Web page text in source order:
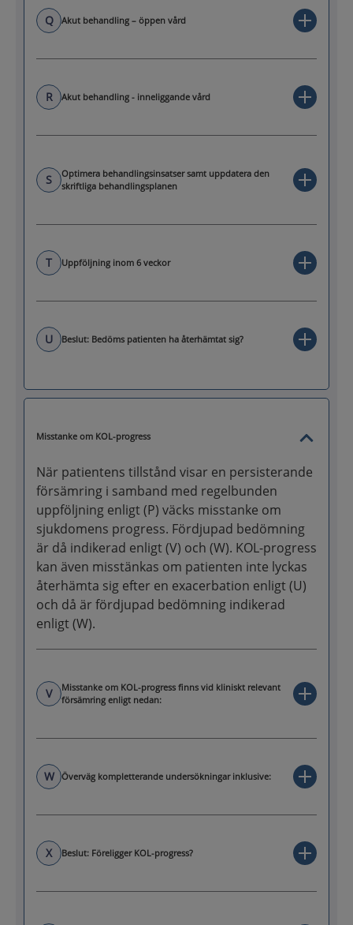
Q Akut behandling – öppen vård
R Akut behandling - inneliggande vård
S
Optimera behandlingsinsatser samt uppdatera den
skriftliga behandlingsplanen
T Uppföljning inom 6 veckor
U Beslut: Bedöms patienten ha återhämtat sig?
Misstanke om KOL-progress
När patientens tillstånd visar en persisterande
försämring i samband med regelbunden
uppföljning enligt (P) väcks misstanke om
sjukdomens progress. Fördjupad bedömning
är då indikerad enligt (V) och (W). KOL-progress
kan även misstänkas om patienten inte lyckas
återhämta sig efter en exacerbation enligt (U)
och då är fördjupad bedömning indikerad
enligt (W).
V
Misstanke om KOL-progress finns vid kliniskt relevant
försämring enligt nedan:
W Överväg kompletterande undersökningar inklusive:
X Beslut: Föreligger KOL-progress?